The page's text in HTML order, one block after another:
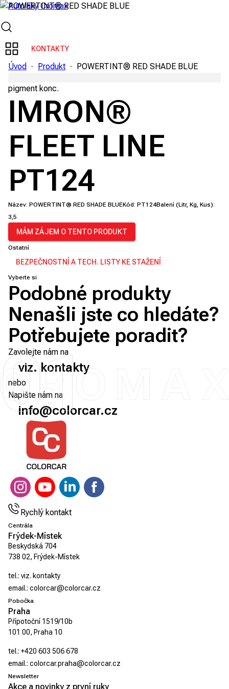
KONTAKTY
Úvod - Produkt - POWERTINT® RED SHADE BLUE
pigment konc.
IMRON®
FLEET LINE
PT124
Název: POWERTINT® RED SHADE BLUEKód: PT124Balení (Litr, Kg, Kus):
3,5
MÁM ZÁJEM O TENTO PRODUKT
Ostatní
BEZPEČNOSTNÍ A TECH. LISTY KE STAŽENÍ
01
Vyberte si
Podobné produkty
Nenašli jste co hledáte?
Potřebujete poradit?
Zavolejte nám na
viz. kontakty
nebo
Napište nám na
info@colorcar.cz
Rychlý kontakt
Centrála
Frýdek-Místek
Beskydská 704
738 02, Frýdek-Místek
tel.: viz. kontakty
email.: colorcar@colorcar.cz
Pobočka
Praha
Přípotoční 1519/10b
101 00, Praha 10
tel.: +420 603 506 678
email.: colorcar.praha@colorcar.cz
Newsletter
Akce a novinky z první ruky